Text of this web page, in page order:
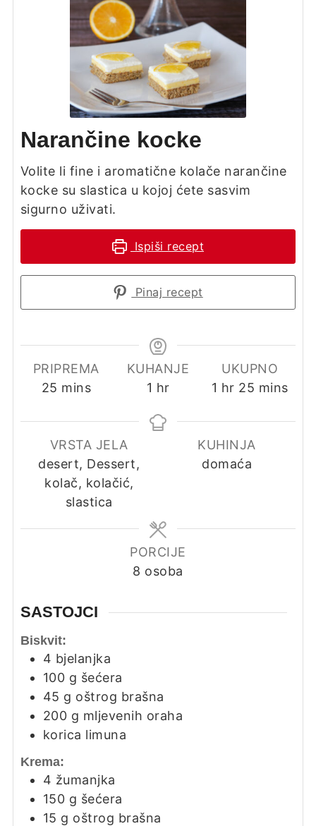
Narančine kocke
Volite li fine i aromatične kolače narančine
kocke su slastica u kojoj ćete sasvim
sigurno uživati.
Ispiši recept
Pinaj recept
PRIPREMA
25 minutes
mins
KUHANJE
1 hour
hr
UKUPNO
1 hour
hr 25 minutes
mins
VRSTA JELA
desert, Dessert,
kolač, kolačić,
slastica
KUHINJA
domaća
PORCIJE
8 osoba
SASTOJCI
Biskvit:
4 bjelanjka
100 g šećera
45 g oštrog brašna
200 g mljevenih oraha
korica limuna
Krema:
4 žumanjka
150 g šećera
15 g oštrog brašna